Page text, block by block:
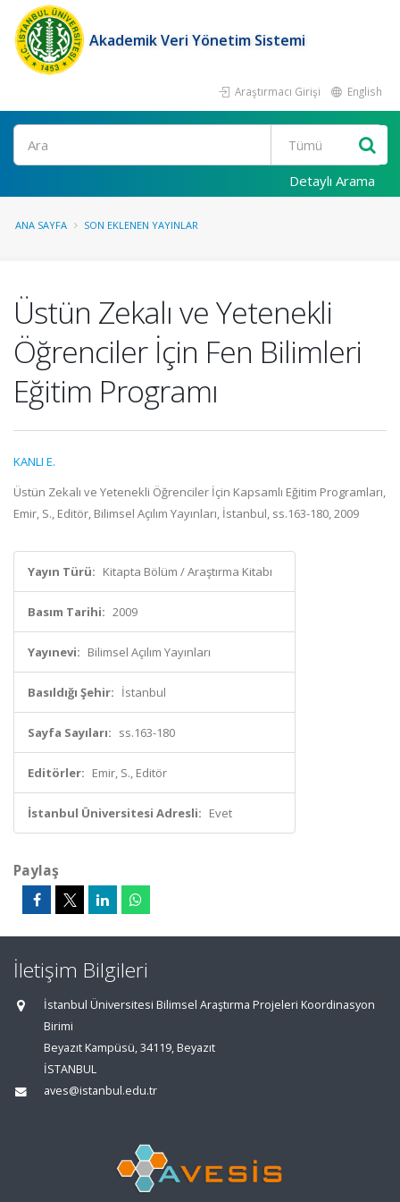
Akademik Veri Yönetim Sistemi
Araştırmacı Girişi English
Ara
Detaylı Arama
ANA SAYFA SON EKLENEN YAYINLAR
Üstün Zekalı ve Yetenekli
Öğrenciler İçin Fen Bilimleri
Eğitim Programı
KANLI E.
Üstün Zekalı ve Yetenekli Öğrenciler İçin Kapsamlı Eğitim Programları,
Emir, S., Editör, Bilimsel Açılım Yayınları, İstanbul, ss.163-180, 2009
Yayın Türü: Kitapta Bölüm / Araştırma Kitabı
Basım Tarihi: 2009
Yayınevi: Bilimsel Açılım Yayınları
Basıldığı Şehir: İstanbul
Sayfa Sayıları: ss.163-180
Editörler: Emir, S., Editör
İstanbul Üniversitesi Adresli: Evet
Paylaş
İletişim Bilgileri
İstanbul Üniversitesi Bilimsel Araştırma Projeleri Koordinasyon
Birimi
Beyazıt Kampüsü, 34119, Beyazıt
İSTANBUL
aves@istanbul.edu.tr